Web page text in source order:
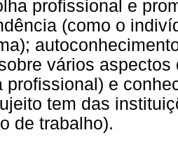
profissional e
(como o
vários
profissional) e
tem das
de trabalho).